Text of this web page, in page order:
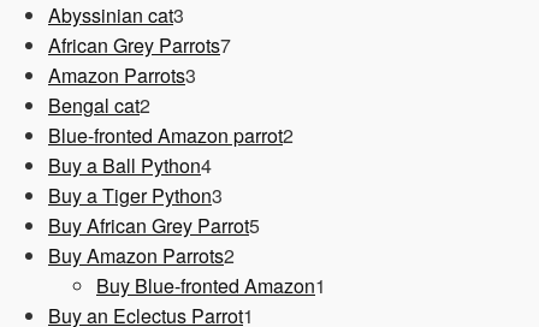
Abyssinian cat3
Produkte
African Grey Parrots77
Amazon Parrots3
Bengal cat22
Produkte
Blue-fronted Amazon parrot22
Buy a Ball Python44
Produkte
Buy a Tiger Python3
Produkte
Buy African Grey Parrot55
Buy Amazon Parrots22
Produkte
Buy Blue-fronted Amazon1
Buy an Eclectus Parrot1